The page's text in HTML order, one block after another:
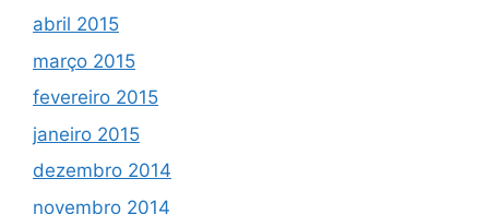
abril 2015
março 2015
fevereiro 2015
janeiro 2015
dezembro 2014
novembro 2014